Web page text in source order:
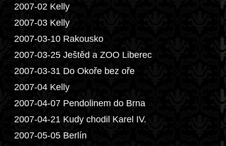
2007-02 Kelly
2007-03 Kelly
2007-03-10 Rakousko
2007-03-25 Ještěd a ZOO Liberec
2007-03-31 Do Okoře bez oře
2007-04 Kelly
2007-04-07 Pendolinem do Brna
2007-04-21 Kudy chodil Karel IV.
2007-05-05 Berlín